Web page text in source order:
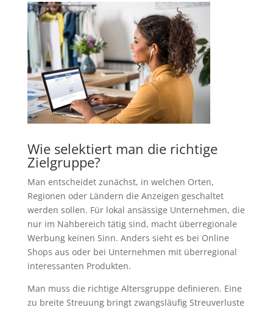
Wie selektiert man die richtige
Zielgruppe?
Man entscheidet zunächst, in welchen Orten,
Regionen oder Ländern die Anzeigen geschaltet
werden sollen. Für lokal ansässige Unternehmen, die
nur im Nahbereich tätig sind, macht überregionale
Werbung keinen Sinn. Anders sieht es bei Online
Shops aus oder bei Unternehmen mit überregional
interessanten Produkten.
Man muss die richtige Altersgruppe definieren. Eine
zu breite Streuung bringt zwangsläufig Streuverluste